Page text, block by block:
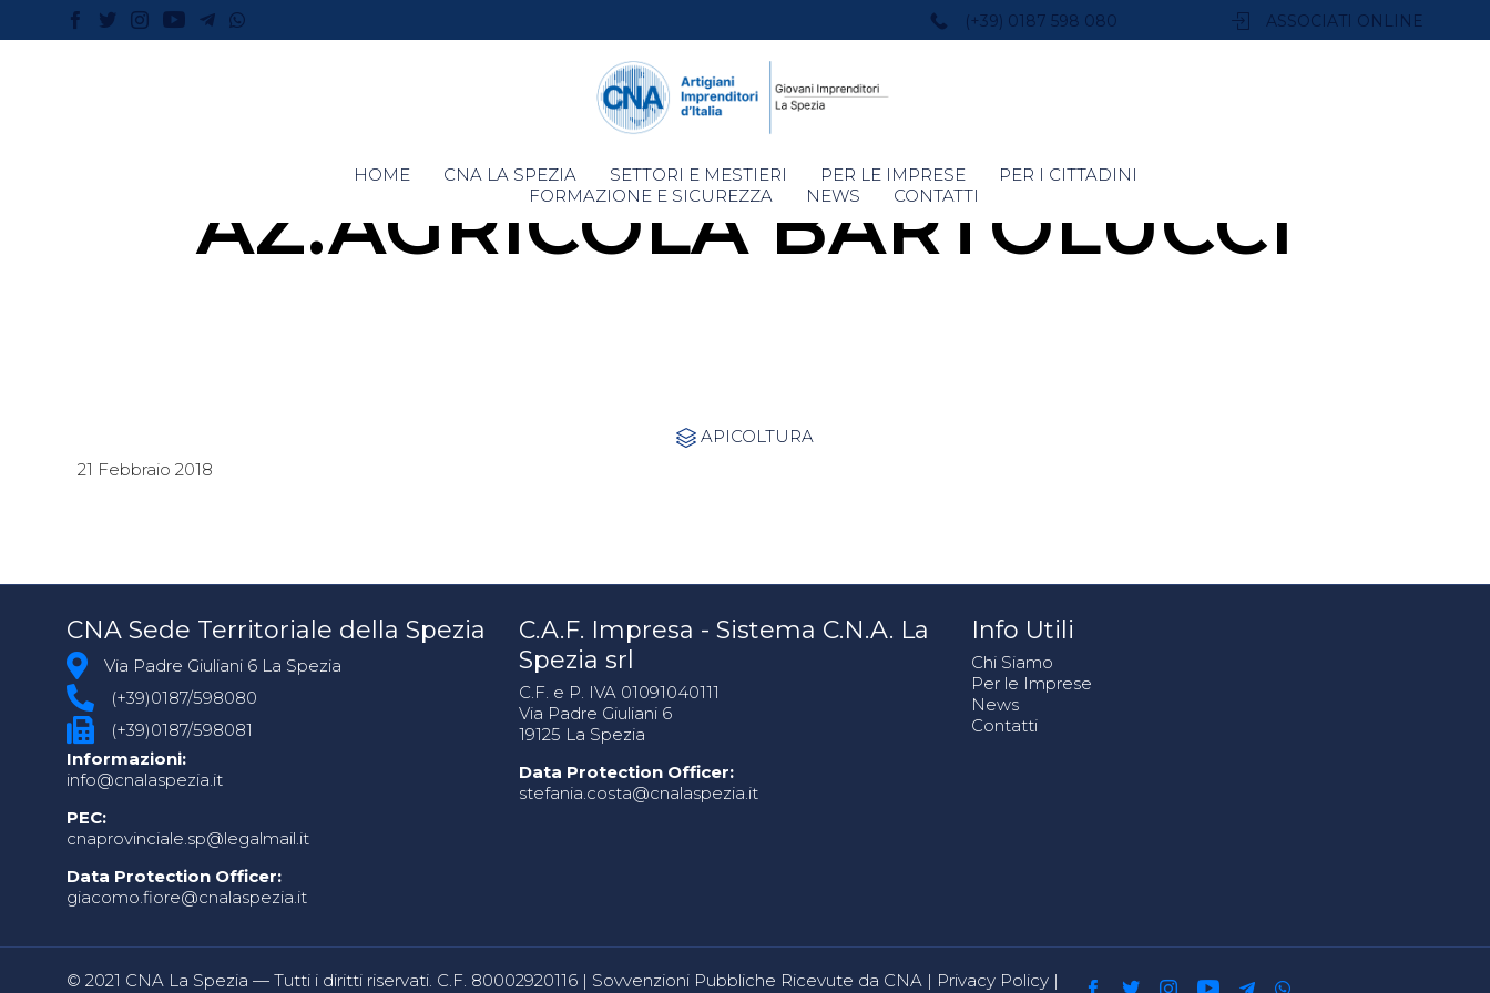
(+39) 0187 598 080 ASSOCIATI ONLINE
Skip
to
HOME CNA LA SPEZIA SETTORI E MESTIERI PER LE IMPRESE
PER I CITTADINI
FORMAZIONE E SICUREZZA
NEWS CONTATTI
AZ.AGRICOLA BARTOLUCCI
 Category
APICOLTURA
21 Febbraio 2018
CNA Sede Territoriale della Spezia
Via Padre Giuliani 6 La Spezia
(+39)0187/598080
(+39)0187/598081
Informazioni:
info@cnalaspezia.it
PEC:
cnaprovinciale.sp@legalmail.it
Data Protection Officer:
giacomo.fiore@cnalaspezia.it
C.A.F. Impresa - Sistema C.N.A. La
Spezia srl
C.F. e P. IVA 01091040111
Via Padre Giuliani 6
19125 La Spezia
Data Protection Officer:
stefania.costa@cnalaspezia.it
Info Utili
Chi Siamo
Per le Imprese
News
Contatti
© 2021 CNA La Spezia — Tutti i diritti riservati. C.F. 80002920116 | Sovvenzioni Pubbliche Ricevute da CNA | Privacy Policy |